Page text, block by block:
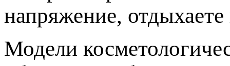
напряжение,
Модели